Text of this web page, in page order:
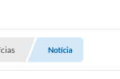
Notícia